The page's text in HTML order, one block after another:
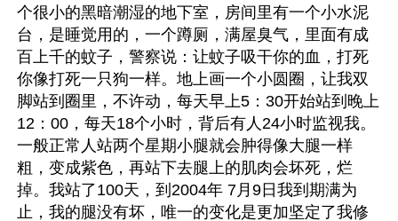
个很小的黑暗潮湿的地下室，房间里有一个小水泥
台，是睡觉用的，一个蹲厕，满屋臭气，里面有成
百上千的蚊子，警察说：让蚊子吸干你的血，打死
你像打死一只狗一样。地上画一个小圆圈，让我双
脚站到圈里，不许动，每天早上5：30开始站到晚上
12：00，每天18个小时，背后有人24小时监视我。
一般正常人站两个星期小腿就会肿得像大腿一样
粗，变成紫色，再站下去腿上的肌肉会坏死，烂
掉。我站了100天，到2004年 7月9日我到期满为
止，我的腿没有坏，唯一的变化是更加坚定了我修